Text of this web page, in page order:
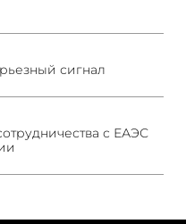
сигнал
с ЕАЭС